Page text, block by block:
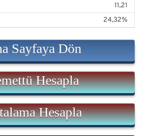
11,21
24,32%
Sayfaya Dön
Hesapla
Hesapla